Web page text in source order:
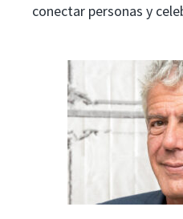
conectar personas y